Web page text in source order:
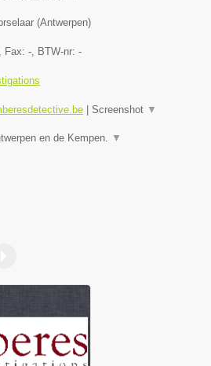
(Antwerpen)
, Fax: - , BTW-nr: -
Screenshot ▼
en de Kempen. ▼